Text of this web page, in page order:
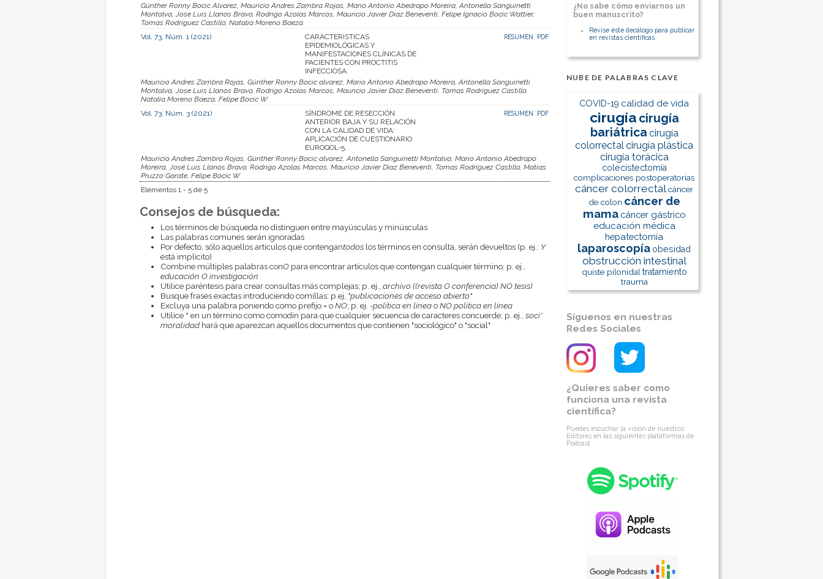
¿No sabe cómo enviarnos un
buen manuscrito?
Revise éste decálogo para publicar
en revistas científicas
NUBE DE PALABRAS CLAVE
COVID-19 calidad de vida
cirugía cirugía
bariátrica cirugía
colorrectalcirugía plástica
cirugía torácica
colecistectomía
complicaciones postoperatorias
cáncer colorrectalcáncer
de colon cáncer de
mama cáncer gástrico
educación médica
hepatectomía
laparoscopía obesidad
obstrucción intestinal
quiste pilonidal tratamiento
trauma
Síguenos en nuestras
Redes Sociales
¿Quieres saber como
funciona una revista
científica?
Puedes escuchar la visión de nuestros
Editores en las siguientes plataformas de
Podcast
Günther Ronny Bocic Alvarez, Mauricio Andres Zambra Rojas, Mario Antonio Abedrapo Moreira, Antonella Sanguinetti
Montalva, Jose Luis Llanos Bravo, Rodrigo Azolas Marcos, Mauricio Javier Diaz Beneventi, Felipe Ignacio Bocic Wattier,
Tomas Rodriguez Castillo, Natalia Moreno Baeza
Vol. 73, Núm. 1 (2021)
CARACTERISTICAS
EPIDEMIOLÓGICAS Y
MANIFESTACIONES CLÍNICAS DE
PACIENTES CON PROCTITIS
INFECCIOSA.
RESUMEN PDF
Mauricio Andres Zambra Rojas, Günther Ronny Bocic alvarez, Mario Antonio Abedrapo Moreira, Antonella Sanguinetti
Montalva, Jose Luis Llanos Bravo, Rodrigo Azolas Marcos, Mauricio Javier Diaz Beneventi, Tomas Rodriguez Castillo,
Natalia Moreno Baeza, Felipe Bocic W
Vol. 73, Núm. 3 (2021)
SÍNDROME DE RESECCIÓN
ANTERIOR BAJA Y SU RELACIÓN
CON LA CALIDAD DE VIDA:
APLICACIÓN DE CUESTIONARIO
EUROQOL-5.
RESUMEN PDF
Mauricio Andres Zambra Rojas, Günther Ronny Bocic alvarez, Antonella Sanguinetti Montalva, Mario Antonio Abedrapo
Moreira, José Luis Llanos Bravo, Rodrigo Azolas Marcos, Mauricio Javier Diaz Beneventi, Tomas Rodriguez Castillo, Matías
Pruzzo Garate, Felipe Bocic W
Elementos 1 - 5 de 5
Consejos de búsqueda:
Los términos de búsqueda no distinguen entre mayúsculas y minúsculas
Las palabras comunes serán ignoradas
Por defecto, sólo aquellos artículos que contengantodoslos términos en consulta, serán devueltos (p. ej.: Y
está implícito)
Combine múltiples palabras conOpara encontrar artículos que contengan cualquier término; p. ej.,
educación O investigación
Utilice paréntesis para crear consultas más complejas; p. ej., archivo ((revista O conferencia) NO tesis)
Busque frases exactas introduciendo comillas; p.ej, "publicaciones de acceso abierto"
Excluya una palabra poniendo como prefijo - oNO; p. ej. -política en líneaoNO política en línea
Utilice * en un término como comodín para que cualquier secuencia de caracteres concuerde; p. ej., soci*
moralidadhará que aparezcan aquellos documentos que contienen "sociológico" o "social"